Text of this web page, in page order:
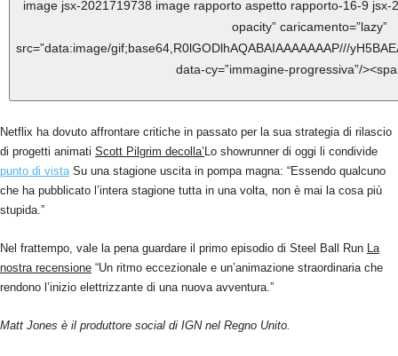
Netflix ha dovuto affrontare critiche in passato per la sua strategia di rilascio
di progetti animati Scott Pilgrim decolla’ Lo showrunner di oggi li condivide
punto di vistaSu una stagione uscita in pompa magna: “Essendo qualcuno
che ha pubblicato l’intera stagione tutta in una volta, non è mai la cosa più
stupida.”
Nel frattempo, vale la pena guardare il primo episodio di Steel Ball Run La
nostra recensione “Un ritmo eccezionale e un’animazione straordinaria che
rendono l’inizio elettrizzante di una nuova avventura.”
Matt Jones è il produttore social di IGN nel Regno Unito.